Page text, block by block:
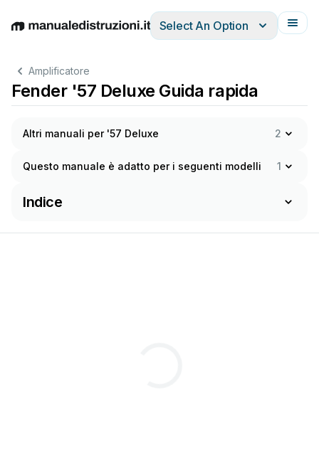
EnglishDeutschEspañolItalianoFrançais
Select An Option
Amplificatore
Fender '57 Deluxe Guida rapida
Altri manuali per '57 Deluxe 2
Questo manuale è adatto per i seguenti modelli 1
Indice